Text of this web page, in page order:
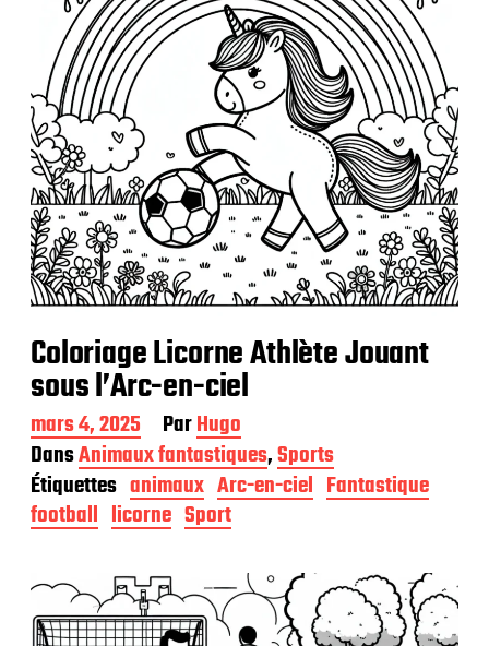
Coloriage Licorne Athlète Jouant
sous l’Arc-en-ciel
D
a
t
e
d
e
u
b
l
mars 4, 2025 ParHugo
DansAnimaux fantastiques,Sports
Étiquettes animaux Arc-en-ciel Fantastique
football licorne Sport